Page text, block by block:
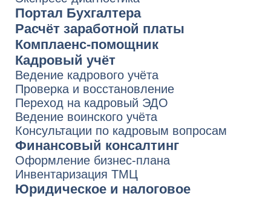
на Горячую линию СберРешений
8 800 700-13-76
quality.hotline@sber-solutions.ru
пн-чт с 08:00 до 19:00
пт с 08:00 до 18:00